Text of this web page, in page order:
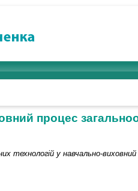
процес
технологій у навчально-виховний